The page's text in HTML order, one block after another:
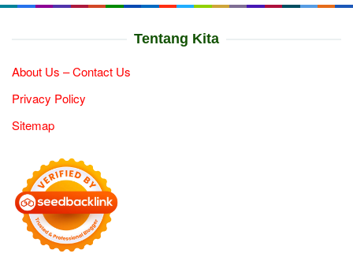
Tentang Kita
About Us – Contact Us
Privacy Policy
Sitemap